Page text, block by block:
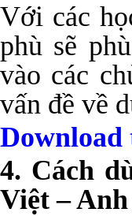
Với các
phù sẽ
vào các
vấn đề về
Download
4. Cách
Việt –